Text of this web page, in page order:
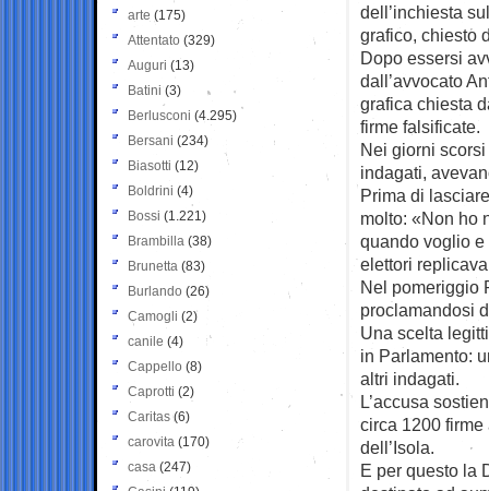
dell’inchiesta
grafico, chiesto
Dopo essersi
dall’avvocato
grafica chiesta
firme falsificate.
Nei giorni
indagati,
Prima di
molto: «Non ho
quando voglio
elettori
Nel pomeriggio
proclamandosi
Una scelta
in Parlamento:
altri indagati.
L’accusa
circa 1200
dell’Isola.
E per questo la
arte (175)
Attentato (329)
Auguri (13)
Batini (3)
Berlusconi (4.295)
Bersani (234)
Biasotti (12)
Boldrini (4)
Bossi (1.221)
Brambilla (38)
Brunetta (83)
Burlando (26)
Camogli (2)
canile (4)
Cappello (8)
Caprotti (2)
Caritas (6)
carovita (170)
casa (247)